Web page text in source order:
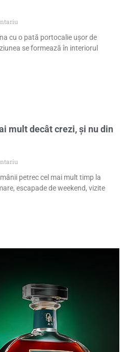
cu o pată portocalie ușor de
se formează în interiorul
mult decât crezi, și nu din
petrec cel mai mult timp la
escapade de weekend, vizite